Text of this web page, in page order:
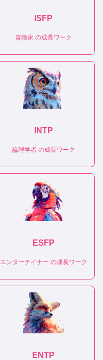
ISFP
冒険家 の成長ワーク
INTP
論理学者の成長ワーク
ESFP
エンターテイナー の成長ワーク
ENTP